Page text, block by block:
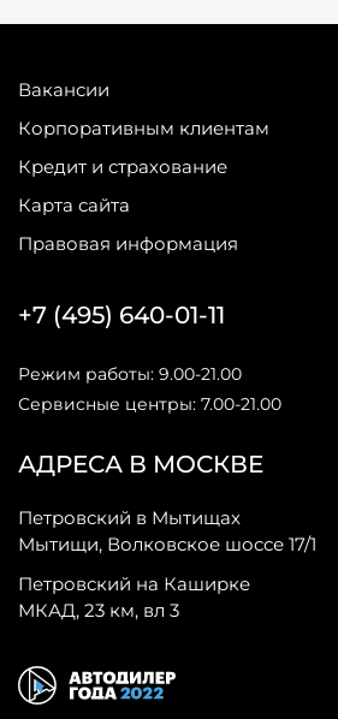
Вакансии
Корпоративным клиентам
Кредит и страхование
Карта сайта
Правовая информация
АДРЕСА В МОСКВЕ
Петровский в Мытищах
Мытищи, Волковское шоссе 17/1
Петровский на Каширке
МКАД, 23 км, вл 3
+7 (495) 640-01-11
Режим работы: 9.00-21.00
Сервисные центры: 7.00-21.00